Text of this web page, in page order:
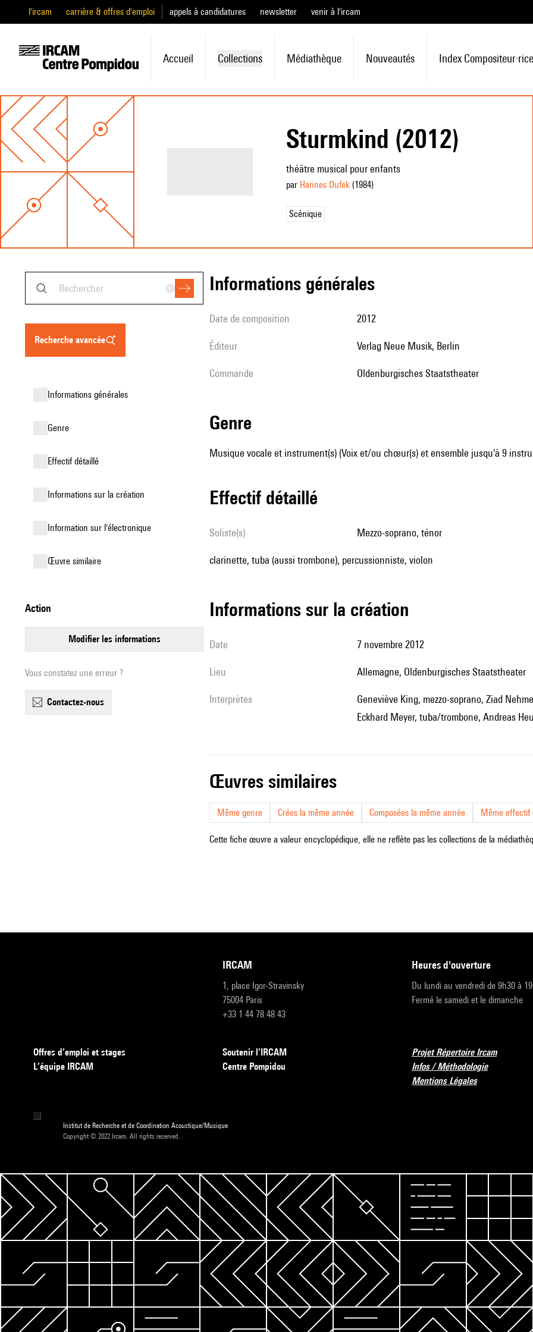
l'ircam carrière & offres d'emploi appels à candidatures newsletter venir à l'ircam
Accueil Collections Médiathèque Nouveautés Index Compositeur·rice
Sturmkind (2012)
théâtre musical pour enfants
par Hannes Dufek(1984)
Scénique
recherche avancée
informations générales
genre
effectif détaillé
informations sur la création
Information sur l'électronique
œuvre similaire
action
modifier les informations
Vous constatez une erreur ?
contactez-nous
informations générales
date de composition 2012
éditeur Verlag Neue Musik, Berlin
Commande Oldenburgisches Staatstheater
genre
Musique vocale et instrument(s) (Voix et/ou chœur(s) et ensemble jusqu'à 9
effectif détaillé
Soliste(s) mezzo-soprano, ténor
clarinette, tuba (aussi trombone), percussionniste, violon
informations sur la création
date 7 novembre 2012
lieu Allemagne, Oldenburgisches Staatstheater
interprètes
Geneviève King, mezzo-soprano, Ziad Nehme, ténor, Gabriella Paterson, violon, Dagmar Ludwig, clarinette,
Eckhard Meyer, tuba/trombone, Andreas
œuvres similaires
Même genre Crées la même année Composées la même année Même effectif
Cette fiche œuvre a valeur encyclopédique, elle ne reflète pas les collections de la
IRCAM
1, place Igor-Stravinsky
75004 Paris
+33 1 44 78 48 43
heures d'ouverture
Du lundi au vendredi de 9h30 à
Fermé le samedi et le dimanche
Offres d’emploi et stages
L’équipe IRCAM
Soutenir l’IRCAM
Centre Pompidou
Projet Répertoire Ircam
Infos / Méthodologie
Mentions Légales
Institut de Recherche et de Coordination Acoustique/Musique
Copyright © 2022 Ircam. All rights reserved.